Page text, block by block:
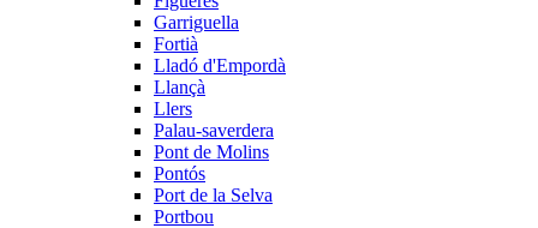
Garriguella
Fortià
Lladó d'Empordà
Llançà
Llers
Palau-saverdera
Pont de Molins
Pontós
Port de la Selva
Portbou